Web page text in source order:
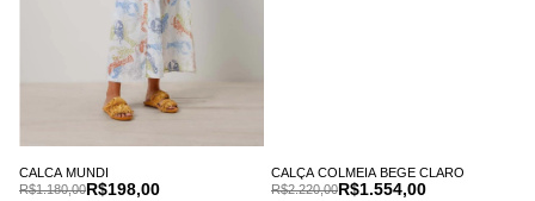
CALCA MUNDI
R$198,00
R$1.180,00
CALÇA COLMEIA BEGE CLARO
R$1.554,00
R$2.220,00